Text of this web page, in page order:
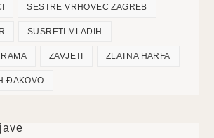
SESTRE VRHOVEC ZAGREB
SUSRETI MLADIH
ZAVJETI ZLATNA HARFA
ĐAKOVO